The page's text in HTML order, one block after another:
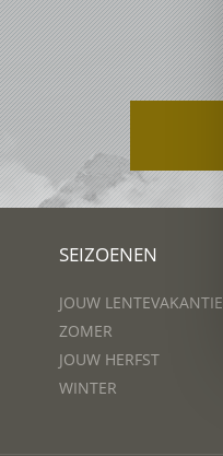
SEIZOENEN
JOUW LENTEVAKANTIE
ZOMER
JOUW HERFST
WINTER